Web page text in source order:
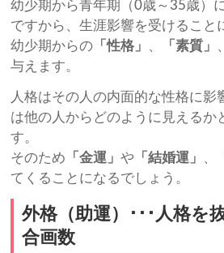
幼少期から青年期（0歳～35歳）
ですから、生涯影響を受けること
幼少期からの 「性格」 「素質」
与えます。
人格はその人の内面的な性格に影
は他の人からどのように見えるか
す。
そのため 「金運」や 「結婚運」
てくることになるでしょう。
外格（助運）･･･人格を
合画数